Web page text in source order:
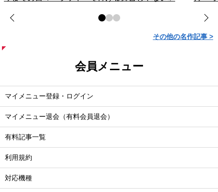
その他の名作記事 >
会員メニュー
マイメニュー登録・ログイン
マイメニュー退会（有料会員退会）
有料記事一覧
利用規約
対応機種